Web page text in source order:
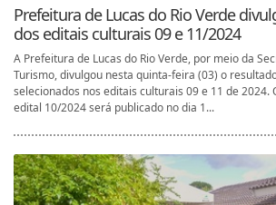
Prefeitura de Lucas do Rio Verde
dos editais culturais 09 e 11/2024
A Prefeitura de Lucas do Rio Verde, por meio da
Turismo, divulgou nesta quinta-feira (03) o
selecionados nos editais culturais 09 e 11 de 2024.
edital 10/2024 será publicado no dia 1...